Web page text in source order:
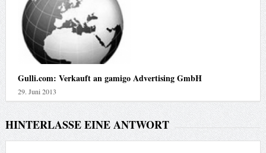
Gulli.com: Verkauft an gamigo Advertising GmbH
29. Juni 2013
HINTERLASSE EINE ANTWORT